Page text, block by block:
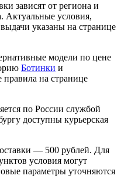
зависят от региона и
Актуальные условия,
указаны на странице
модели по цене
Ботинки и
правила на странице
по России службой
доступны курьерская
— 500 рублей. Для
условия могут
параметры уточняются